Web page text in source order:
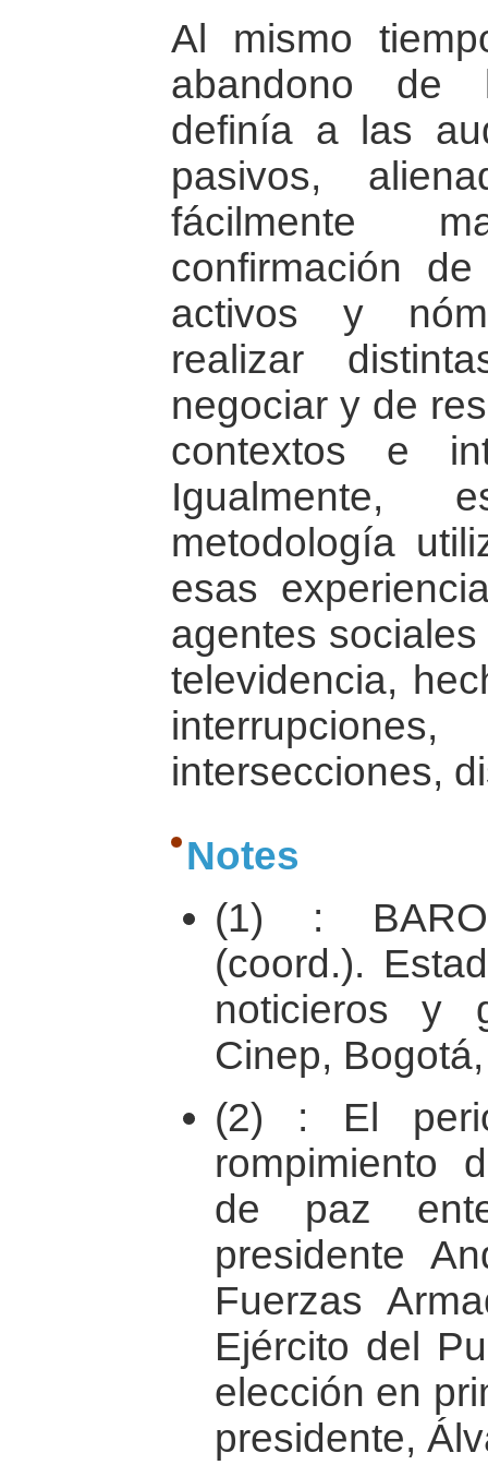
Al mismo
abandono de
definía a las
pasivos,
fácilmente
confirmación
activos y
realizar
negociar y de
contextos e
Igualmente,
metodología
esas
agentes
televidencia,
intersecciones,
Notes
(1) :
(coord.).
noticieros y
Cinep,
(2) : El
rompimiento
de paz
presidente
Fuerzas
Ejército del
elección en
presidente,